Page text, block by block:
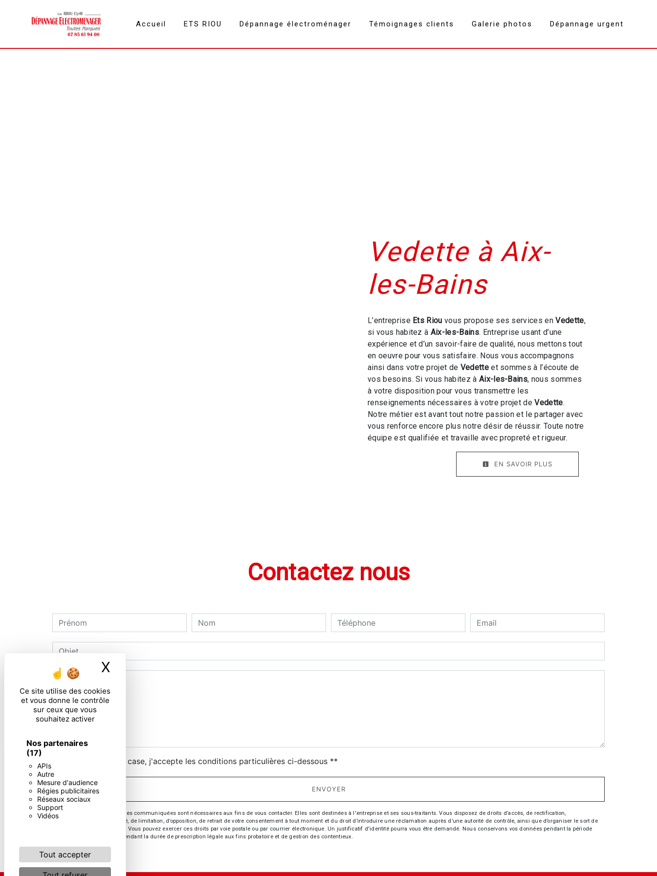
Ce site utilise des cookies
et vous donne le contrôle
sur ceux que vous
souhaitez activer
Nos partenaires
(17)
APIs
Autre
Mesure d'audience
Régies publicitaires
Réseaux sociaux
Support
Vidéos
Tout accepter
X Masquer le bandeau des cookies
Accueil ETS RIOU Dépannage électroménager Témoignages clients Galerie photos Dépannage urgent
Vedette à Aix-
les-Bains
L’entreprise Ets Riou vous propose ses services enVedette,
si vous habitez à Aix-les-Bains. Entreprise usant d’une
expérience et d’un savoir-faire de qualité, nous mettons tout
en oeuvre pour vous satisfaire. Nous vous accompagnons
ainsi dans votre projet de Vedetteet sommes à l’écoute de
vos besoins. Si vous habitez à Aix-les-Bains, nous sommes
à votre disposition pour vous transmettre les
renseignements nécessaires à votre projet deVedette.
Notre métier est avant tout notre passion et le partager avec
vous renforce encore plus notre désir de réussir. Toute notre
équipe est qualifiée et travaille avec propreté et rigueur.
EN SAVOIR PLUS
Contactez nous
En cochant cette case, j'accepte les conditions particulières ci-dessous **
ENVOYER
** Les données personnelles communiquées sont nécessaires aux fins de vous contacter. Elles sont destinées à l'entreprise et ses sous-traitants. Vous disposez de droits d’accès, de rectification,
d’effacement, de portabilité, de limitation, d’opposition, de retrait de votre consentement à tout moment et du droit d’introduire une réclamation auprès d’une autorité de contrôle, ainsi que d’organiser le sort de
vos données post-mortem. Vous pouvez exercer ces droits par voie postale ou par courrier électronique. Un justificatif d'identité pourra vous être demandé. Nous conservons vos données pendant la période
de prise de contact puis pendant la durée de prescription légale aux fins probatoire et de gestion des contentieux.